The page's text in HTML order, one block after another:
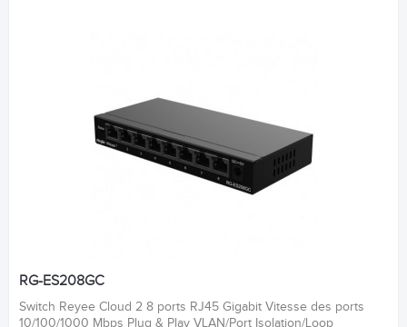
RG-ES208GC
Switch Reyee Cloud 2 8 ports RJ45 Gigabit Vitesse des ports
10/100/1000 Mbps Plug & Play VLAN/Port Isolation/Loop